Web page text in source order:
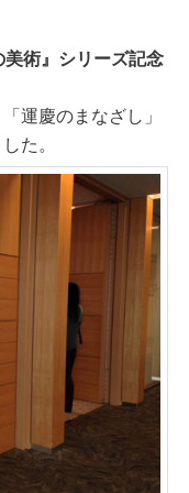
術』シリーズ記念
運慶のまなざし」
た。